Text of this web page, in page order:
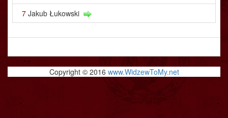
7 Jakub Łukowski
Copyright © 2016 www.WidzewToMy.net